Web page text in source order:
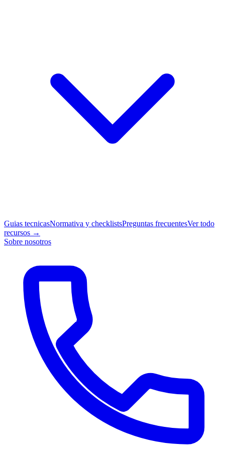
Guias tecnicasNormativa y checklistsPreguntas frecuentesVer todo
recursos →
Sobre nosotros